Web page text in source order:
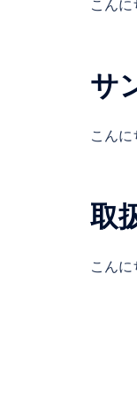
こん
サ
こん
取
こん